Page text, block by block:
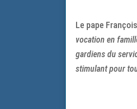
Le pape
vocation en
gardiens du
stimulant pour